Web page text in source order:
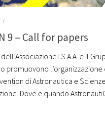
9 – Call for papers
I.S.A.A. e il
promuovono l’organizzazione
di Astronautica e Scienze
Dove e quando